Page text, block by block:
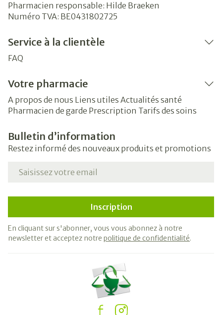
Pharmacien responsable: Hilde Braeken
Numéro TVA: BE0431802725
Service à la clientèle
FAQ
Votre pharmacie
A propos de nous Liens utiles Actualités santé
Pharmacien de garde Prescription Tarifs des soins
Bulletin d’information
Restez informé des nouveaux produits et promotions
Adresse mail
Inscription
En cliquant sur s'abonner, vous vous abonnez à notre
newsletter et acceptez notre politique de confidentialité.